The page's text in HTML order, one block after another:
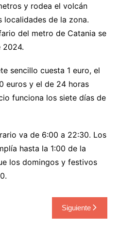
y rodea el volcán
localidades de la zona.
del metro de Catania se
2024.
sencillo cuesta 1 euro, el
euros y el de 24 horas
funciona los siete días de
va de 6:00 a 22:30. Los
hasta la 1:00 de la
los domingos y festivos
Siguiente